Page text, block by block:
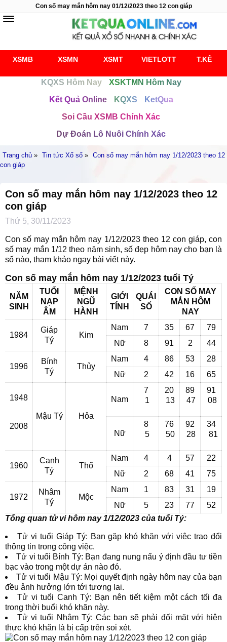
Con số may mắn hôm nay 01/12/2023 theo 12 con giáp
XSMB XSMN XSMT VIETLOTT T.KÊ
KQXS Hôm Nay
XSKTMN Hôm Nay
Kết Quả Online
KQXS
KetQua
Soi Cầu XSMB Chính Xác
Dự Đoán Lô Nuôi Chính Xác
Trang chủ » Tin tức Xổ số » Con số may mắn hôm nay 1/12/2023 theo 12
con giáp
Con số may mắn hôm nay 1/12/2023 theo 12
con giáp
Thứ 5, 30/11/2023
Con số may mắn hôm nay 1/12/2023 theo 12 con giáp, con
số may mắn 1/12 theo năm sinh, số đẹp hôm nay cho bạn là
số nào, tham khảo ngay bài viết này.
Con số may mắn hôm nay 1/12/2023 tuổi Tý
NĂM
SINH
TUỔI
NẠP
ÂM
MỆNH
NGŨ
HÀNH
GIỚI
TÍNH
QUÁI
SỐ
CON SỐ MAY
MẮN HÔM
NAY
1984
Giáp
Tý
Kim
Nam 7 35 67
79
Nữ
8 91 2 44
1996
Bính
Tý
Thủy
Nam 4 86 53
28
Nữ
2 42 16 65
1948
2008
Mậu Tý Hỏa
Nam
7
1
20
13
89
47
91
08
Nữ
8
5
76
50
92
28
34
81
1960
Canh
Tý
Thổ
Nam 4 4 57
22
Nữ
2 68 41 75
1972
Nhâm
Tý
Mộc
Nam 1 83 31
19
Nữ
5 23 77
52
Tổng quan tử vi hôm nay 1/12/2023 của tuổi Tý:
Tử vi tuổi Giáp Tý: Bạn gặp khó khăn với việc trao đổi
thông tin trong công việc.
Tử vi tuổi Bính Tý: Bạn đang nung nấu ý định đầu tư tiền
bạc vào trong một dự án nào đó.
Tử vi tuổi Mậu Tý: Mọi quyết định ngày hôm nay của bạn
đều ảnh hưởng lớn tới tương lai.
Tử vi tuổi Canh Tý: Bạn nên tiết kiệm một cách tối đa
trong thời buổi khó khăn này.
Tử vi tuổi Nhâm Tý: Các bạn sẽ phải đối mặt với hiện
thực khó khăn là bị cấp trên soi xét.